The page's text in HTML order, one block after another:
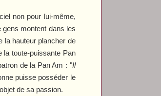
non pour lui-même,
gens montent dans les
la hauteur plancher de
la toute-puissante Pan
de la Pan Am : "Il
puisse posséder le
de sa passion.